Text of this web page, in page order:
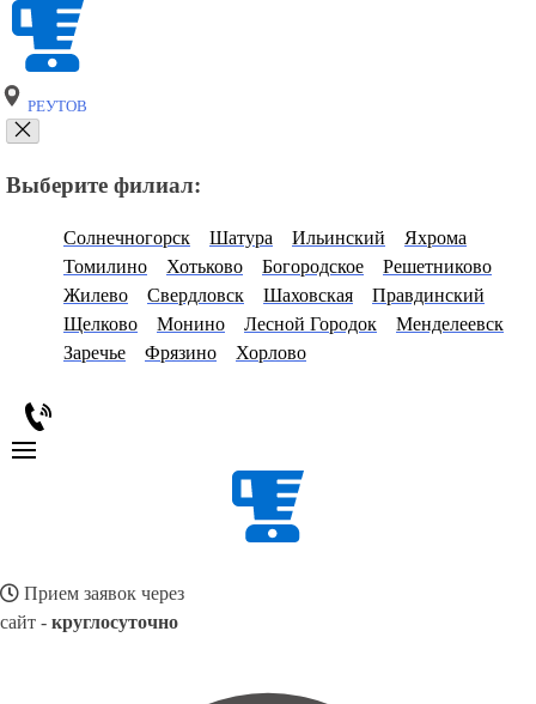
РЕУТОВ
Выберите филиал:
Солнечногорск Шатура Ильинский
Яхрома
Томилино
Хотьково Богородское
Решетниково
Жилево
Свердловск Шаховская
Правдинский
Щелково
Монино Лесной Городок
Менделеевск
Заречье
Фрязино Хорлово
Прием заявок через
сайт - круглосуточно